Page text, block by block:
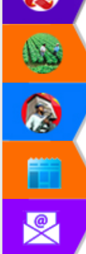
Phó Chủ tịch Thường
Hồ Thị Nguyên Thảo làm
tâm Phục vụ hành chính
Phê
Xây dựng nền hành
hành cùng nông dân
Giai đoạn 2026-2030,
đấu có 77% xã đạt
mới
Chuyển đổi số 'mở
nghiệp Đắk Lắk tăng
Triển khai đồng bộ đo
địa chính, hoàn thiện
Ứng dụng sinh trắc học -
trong hành trình chuyển
Đắk Lắk nâng cao hiệu
Đảng từ Sổ tay đảng